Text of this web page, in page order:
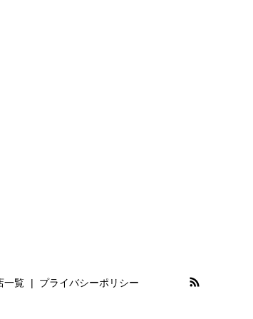
一覧 プライバシーポリシー